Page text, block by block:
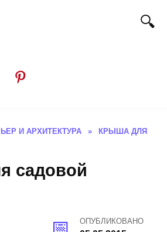
И АРХИТЕКТУРА »
КРЫША ДЛЯ
садовой
ОПУБЛИКОВАНО